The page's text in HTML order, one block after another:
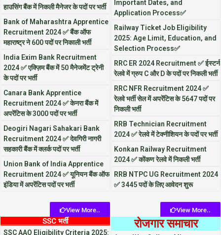
हाउसिंग बैंक में निकली मैनेजर के पदों पर भर्ती
Bank of Maharashtra Apprentice
Recruitment 2024 ✅ बैंक ऑफ
महाराष्ट्र ने 600 पदों पर निकाली भर्ती
India Exim Bank Recruitment
2024 ✅ एक्ज़िम बैंक में 50 मैनेजमेंट ट्रेनी
के पदों पर भर्ती
Canara Bank Apprentice
Recruitment 2024 ✅ केनरा बैंक में
अपरेंटिस के 3000 पदों पर भर्ती
Deogiri Nagari Sahakari Bank
Recruitment 2024 ✅ देवगिरी नागरी
सहकारी बैंक में क्लर्क पदों पर भर्ती
Union Bank of India Apprentice
Recruitment 2024 ✅ यूनियन बैंक ऑफ
इंडिया में अपरेंटिस पदों पर भर्ती
View More..
Important Dates, and
Application Process✅
Railway Ticket Job Eligibility
2025: Age Limit, Education, and
Selection Process✅
RRC ER 2024 Recruitment ✅ ईस्टर्न
रेलवे में ग्रुप C और D के पदों पर निकली भर्ती
RRC NFR Recruitment 2024 ✅
रेलवे भर्ती सेल में अपरेंटिस के 5647 पदों पर
निकली भर्ती
RRB Technician Recruitment
2024 ✅ रेलवे में टेक्नीशियन के पदों पर भर्ती
Konkan Railway Recruitment
2024 ✅ कोंकण रेलवे में निकली भर्ती
RRB NTPC UG Recruitment 2024
✅ 3445 पदों के लिए आवेदन शुरू
View More..
SSC भर्ती
SSC AAO Eligibility Criteria 2025:
रोजगार समाचार